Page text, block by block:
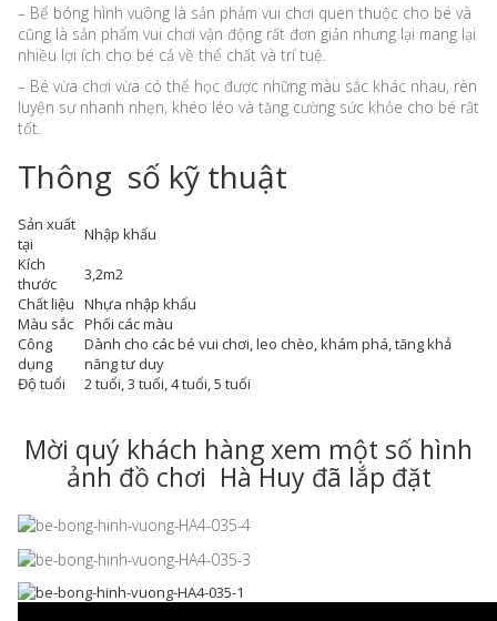
– Bể bóng hình vuông là sản phảm vui chơi quen thuộc cho bé và
cũng là sản phẩm vui chơi vận động rất đơn giản nhưng lại mang lại
nhiều lợi ích cho bé cả về thể chất và trí tuệ.
– Bé vừa chơi vừa có thể học được những màu sắc khác nhau, rèn
luyện sự nhanh nhẹn, khéo léo và tăng cường sức khỏe cho bé rất
tốt.
Thông số kỹ thuật
Sản xuất
tại
Nhập khẩu
Kích
thước
3,2m2
Chất liệu Nhựa nhập khẩu
Màu sắc Phối các màu
Công
dụng
Dành cho các bé vui chơi, leo chèo, khám phá, tăng khả
năng tư duy
Độ tuổi
2 tuổi, 3 tuổi, 4 tuổi, 5 tuổi
Mời quý khách hàng xem một số hình
ảnh đồ chơi Hà Huy đã lắp đặt